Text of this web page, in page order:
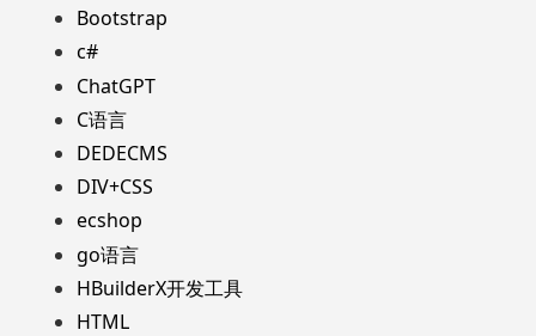
Bootstrap
c#
ChatGPT
C语言
DEDECMS
DIV+CSS
ecshop
go语言
HBuilderX开发工具
HTML